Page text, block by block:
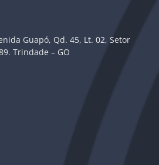
Guapó, Qd. 45, Lt. 02, Setor
Trindade – GO